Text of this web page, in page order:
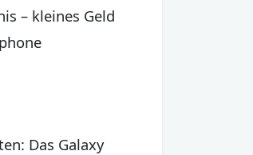
– kleines Geld
Das Galaxy